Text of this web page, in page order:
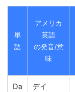
単
語
アメリカ
英語
の発音/意
味
Da
デイ